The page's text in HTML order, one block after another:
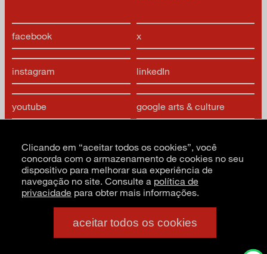
facebook x
instagram linkedIn
youtube google arts & culture
CNPJ: 62.520.218/0001-24
Clicando em “aceitar todos os cookies”, você
concorda com o armazenamento de cookies no seu
dispositivo para melhorar sua experiência de
navegação no site. Consulte a política de
privacidade para obter mais informações.
aceitar todos os cookies